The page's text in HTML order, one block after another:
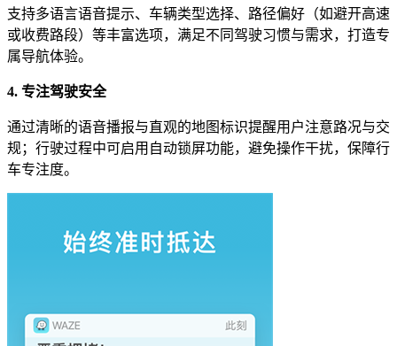
支持多语言语音提示、车辆类型选择、路径偏好（如避开高速
或收费路段）等丰富选项，满足不同驾驶习惯与需求，打造专
属导航体验。
4. 专注驾驶安全
通过清晰的语音播报与直观的地图标识提醒用户注意路况与交
规；行驶过程中可启用自动锁屏功能，避免操作干扰，保障行
车专注度。